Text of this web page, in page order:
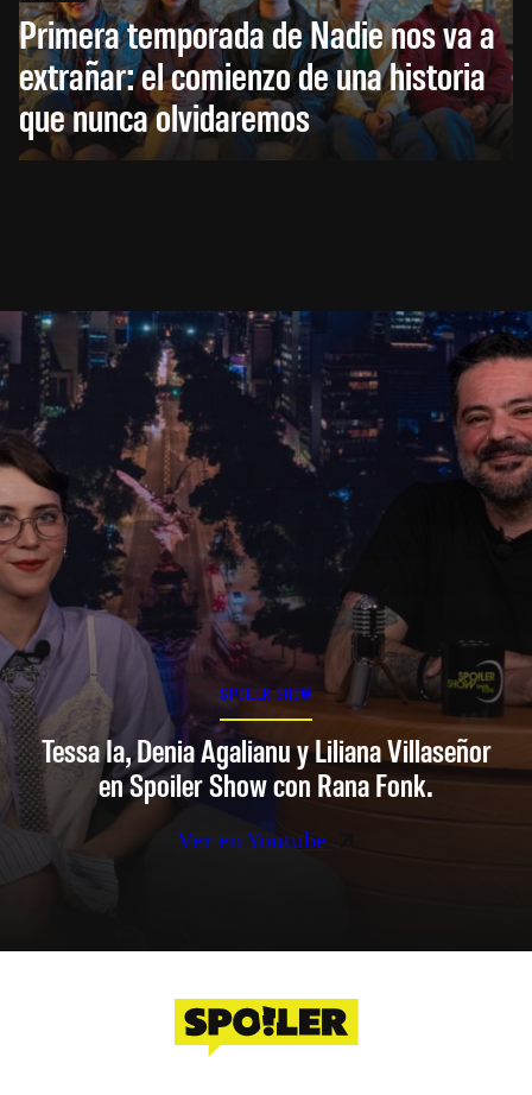
Primera temporada de Nadie nos va a
extrañar: el comienzo de una historia
que nunca olvidaremos
SPOILER SHOW
Tessa Ia, Denia Agalianu y Liliana Villaseñor
en Spoiler Show con Rana Fonk.
Ver en Youtube